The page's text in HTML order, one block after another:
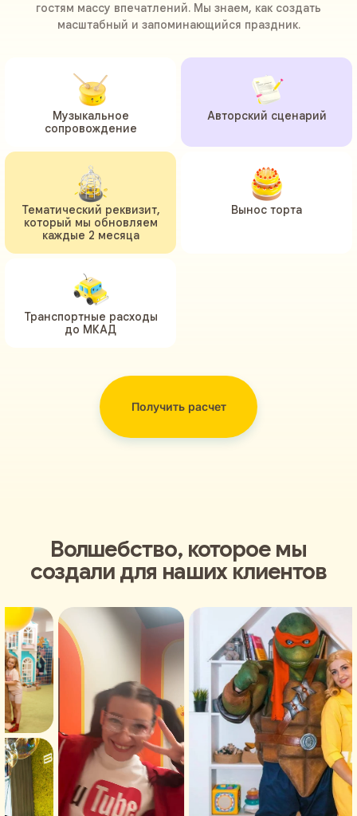
гостям массу впечатлений. Мы знаем, как создать
масштабный и запоминающийся праздник.
Музыкальное
сопровождение
Авторский сценарий
Вынос торта
Тематический реквизит,
который мы обновляем
каждые 2 месяца
Транспортные расходы
до МКАД
Получить расчет
Волшебство, которое мы
создали для наших клиентов